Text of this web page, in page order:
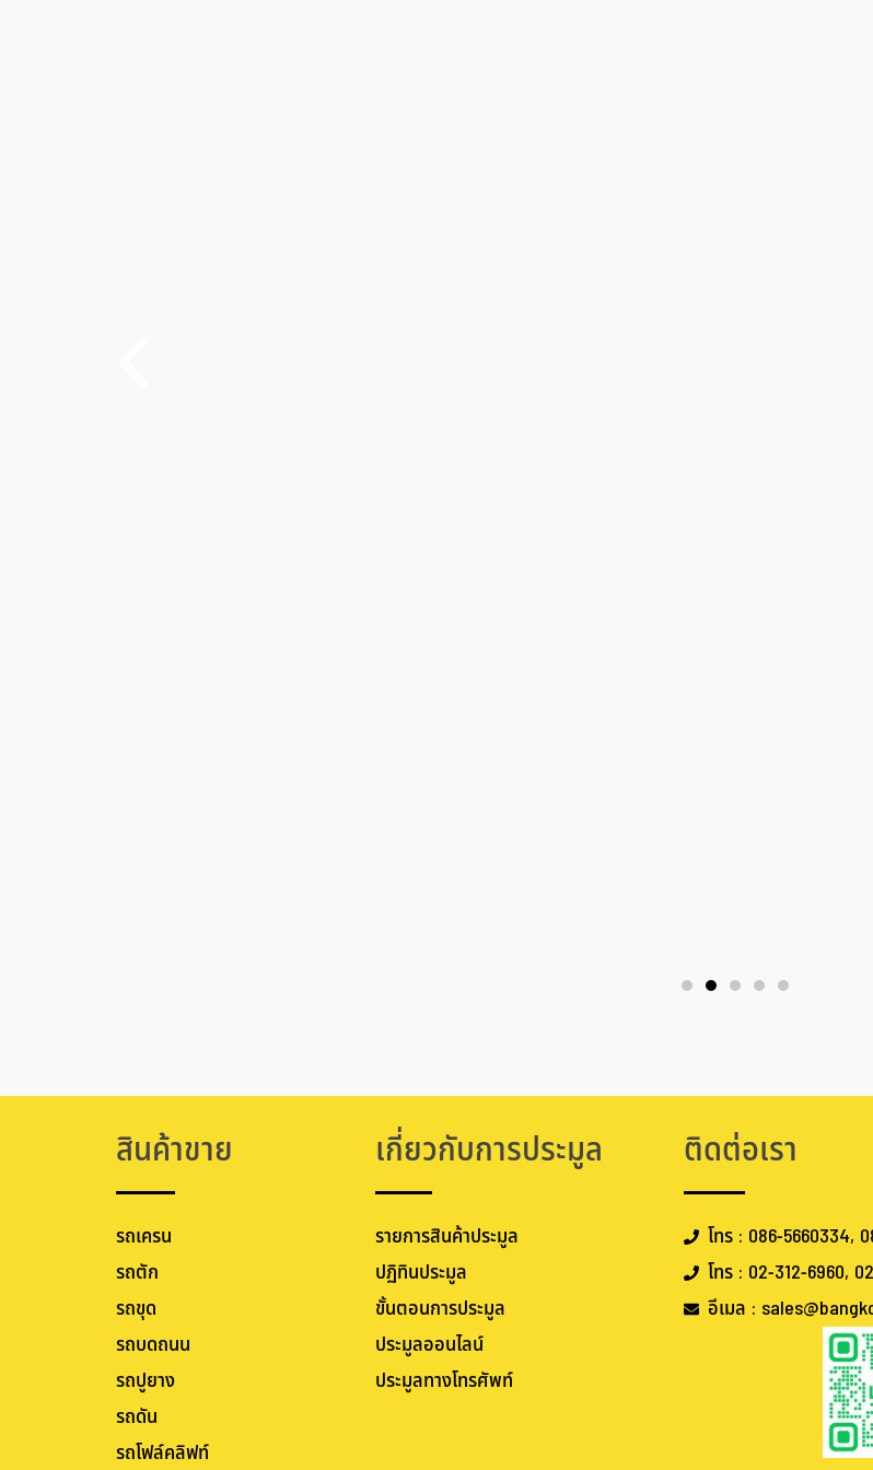
สินค้าขาย
รถเครน
รถตัก
รถขุด
รถบดถนน
รถปูยาง
รถดัน
รถโฟล์คลิฟท์
เกี่ยวกับการประมูล
รายการสินค้าประมูล
ปฏิทินประมูล
ขั้นตอนการประมูล
ประมูลออนไลน์
ประมูลทางโทรศัพท์
ติดต่อเรา
โทร : 086-5660334,
โทร : 02-312-6960,
อีเมล :